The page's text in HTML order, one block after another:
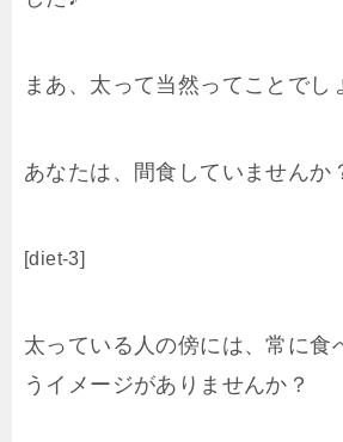
まあ、太って当然ってことでし
あなたは、間食していませんか
[diet-3]
太っている人の傍には、常に食
うイメージがありませんか？